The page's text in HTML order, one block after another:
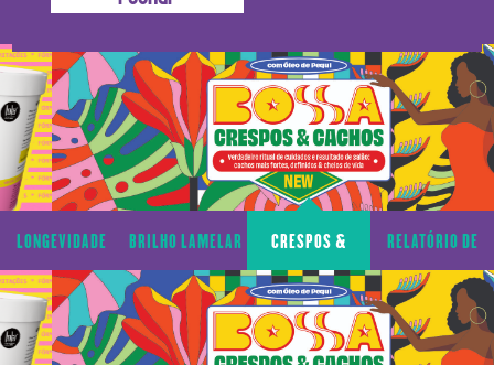
LONGEVIDADE
CAPILAR
BRILHO LAMELAR
CACHOS TRANSPARÊNCIA
LONGEVIDADE
CAPILAR
BRILHO LAMELAR CRESPOS &
CACHOS
RELATÓRIO DE
TRANSPARÊNCIA